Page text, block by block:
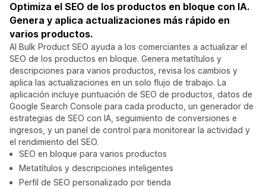
Optimiza el SEO de los productos en bloque con IA.
Genera y aplica actualizaciones más rápido en
varios productos.
AI Bulk Product SEO ayuda a los comerciantes a actualizar el
SEO de los productos en bloque. Genera metatítulos y
descripciones para varios productos, revisa los cambios y
aplica las actualizaciones en un solo flujo de trabajo. La
aplicación incluye puntuación de SEO de productos, datos de
Google Search Console para cada producto, un generador de
estrategias de SEO con IA, seguimiento de conversiones e
ingresos, y un panel de control para monitorear la actividad y
el rendimiento del SEO.
SEO en bloque para varios productos
Metatítulos y descripciones inteligentes
Perfil de SEO personalizado por tienda